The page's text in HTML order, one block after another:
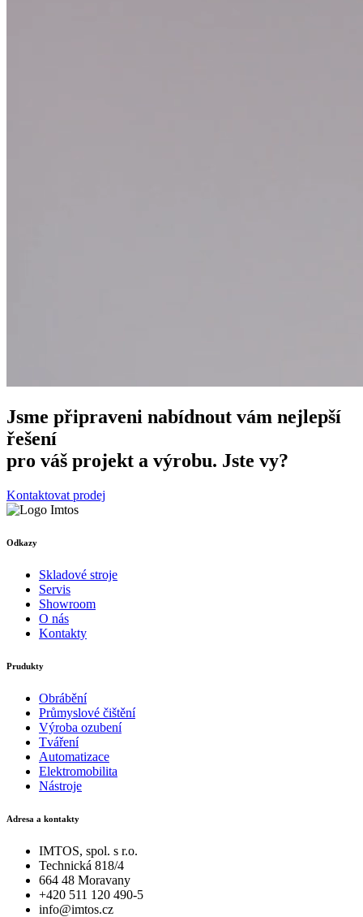
Jsme připraveni nabídnout vám nejlepší
řešení
pro váš projekt a výrobu. Jste vy?
Kontaktovat prodej
Odkazy
Skladové stroje
Servis
Showroom
O nás
Kontakty
Prudukty
Obrábění
Průmyslové čištění
Výroba ozubení
Tváření
Automatizace
Elektromobilita
Nástroje
Adresa a kontakty
IMTOS, spol. s r.o.
Technická 818/4
664 48 Moravany
+420 511 120 490-5
info@imtos.cz